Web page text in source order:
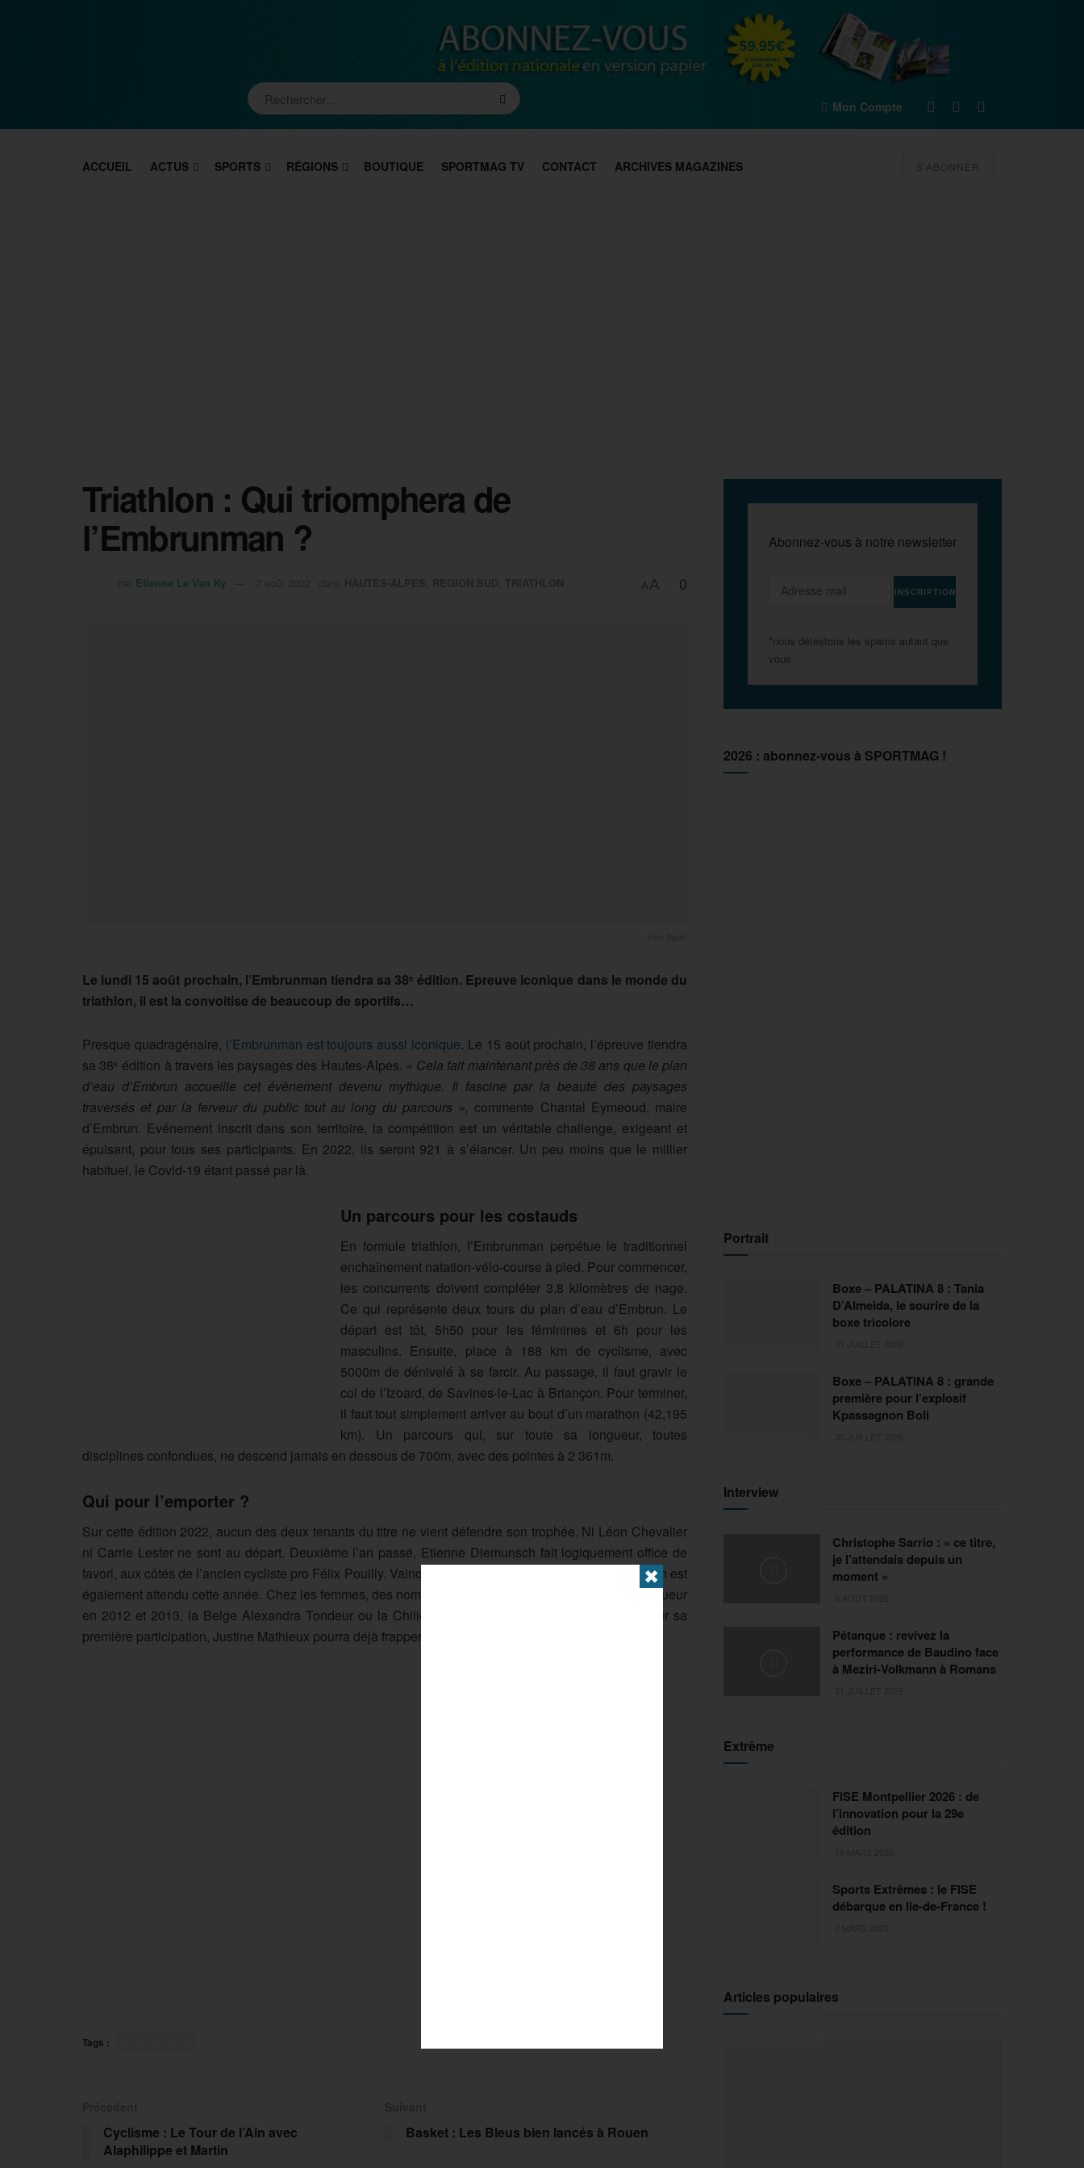
Mon Compte
ACCUEIL ACTUS SPORTS RÉGIONS BOUTIQUE SPORTMAG TV CONTACT ARCHIVES MAGAZINES S'ABONNER
Triathlon : Qui triomphera de
l’Embrunman ?
Etienne Le Van Ky A A 0
Le lundi 15 août prochain, l’Embrunman tiendra sa 38e édition. Epreuve iconique dans le monde du
triathlon, il est la convoitise de beaucoup de sportifs…
Presque quadragénaire, l’Embrunman est toujours aussi iconique. Le 15 août prochain, l’épreuve tiendra
sa 38e édition à travers les paysages des Hautes-Alpes. « Cela fait maintenant près de 38 ans que le plan
d’eau d’Embrun accueille cet évènement devenu mythique. Il fascine par la beauté des paysages
traversés et par la ferveur du public tout au long du parcours », commente Chantal Eymeoud, maire
d’Embrun. Evénement inscrit dans son territoire, la compétition est un véritable challenge, exigeant et
épuisant, pour tous ses participants. En 2022, ils seront 921 à s’élancer. Un peu moins que le millier
habituel, le Covid-19 étant passé par là.
Un parcours pour les costauds
En formule triathlon, l’Embrunman perpétue le traditionnel
enchaînement natation-vélo-course à pied. Pour commencer,
les concurrents doivent compléter 3,8 kilomètres de nage.
Ce qui représente deux tours du plan d’eau d’Embrun. Le
départ est tôt, 5h50 pour les féminines et 6h pour les
masculins. Ensuite, place à 188 km de cyclisme, avec
5000m de dénivelé à se farcir. Au passage, il faut gravir le
col de l’Izoard, de Savines-le-Lac à Briançon. Pour terminer,
il faut tout simplement arriver au bout d’un marathon (42,195
km). Un parcours qui, sur toute sa longueur, toutes
disciplines confondues, ne descend jamais en dessous de 700m, avec des pointes à 2 361m.
Qui pour l’emporter ?
Sur cette édition 2022, aucun des deux tenants du titre ne vient défendre son trophée. Ni Léon Chevalier
ni Carrie Lester ne sont au départ. Deuxième l’an passé, Etienne Diemunsch fait logiquement office de
favori, aux côtés de l’ancien cycliste pro Félix Pouilly. Vainqueur surprise en 2019, William Mennesson est
également attendu cette année. Chez les femmes, des noms comme ceux de Jeanne Collonge, vainqueur
en 2012 et 2013, la Belge Alexandra Tondeur ou la Chilienne Barbara Riveros, sont à retenir. Pour sa
première participation, Justine Mathieux pourra déjà frapper fort.
Tags :
Cyclisme : Le Tour de l’Ain avec
Alaphilippe et Martin
Basket : Les Bleus bien lancés à Rouen
Abonnez-vous à notre newsletter
*nous détestons les spams autant que
vous
2026 : abonnez-vous à SPORTMAG !
Portrait
Boxe – PALATINA 8 : Tania
D’Almeida, le sourire de la
boxe tricolore
Boxe – PALATINA 8 : grande
première pour l’explosif
Kpassagnon Boli
Interview
Christophe Sarrio : « ce titre,
je l’attendais depuis un
moment »
Pétanque : revivez la
performance de Baudino face
à Meziri-Volkmann à Romans
Extrême
FISE Montpellier 2026 : de
l’innovation pour la 29e
édition
Sports Extrêmes : le FISE
débarque en Ile-de-France !
Articles populaires
✖